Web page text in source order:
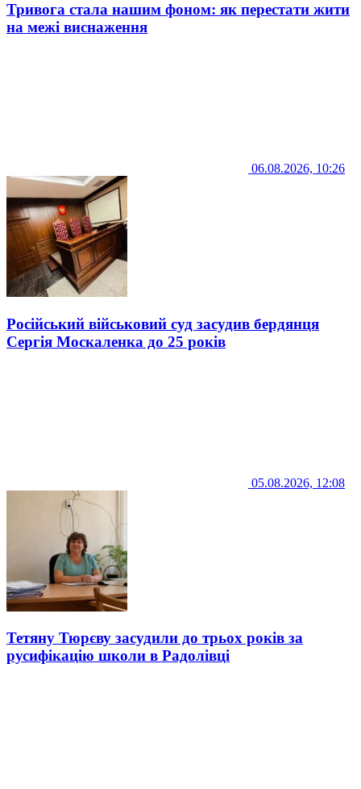
Тривога стала нашим фоном: як перестати жити
на межі виснаження
06.08.2026, 10:26
Російський військовий суд засудив бердянця
Сергія Москаленка до 25 років
05.08.2026, 12:08
Тетяну Тюрєву засудили до трьох років за
русифікацію школи в Радолівці